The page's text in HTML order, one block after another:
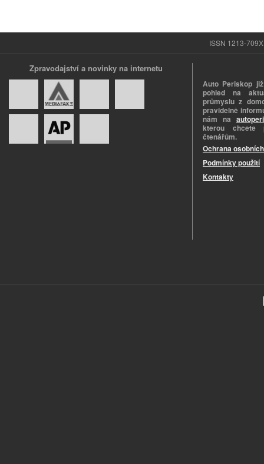
ISSN 1213-
Zpravodajství a novinky na internetu
Auto Periskop
pohled na
průmyslu z
pravidelně
nám na
kterou chcete
čtenářům.
Ochrana
Podmínky použití
Kontakty